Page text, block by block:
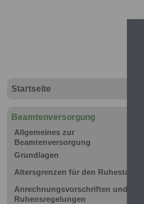
Startseite
Beamtenversorgung
Allgemeines zur
Beamtenversorgung
Grundlagen
Altersgrenzen für den Ruhestand
Anrechnungsvorschriften und
Ruhensregelungen